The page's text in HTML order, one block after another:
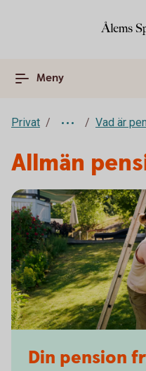
Meny
Privat Vad är
Allmän
Din pension